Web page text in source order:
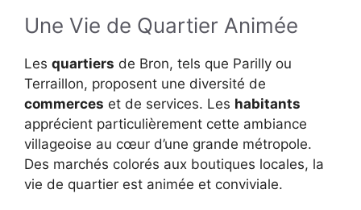
Une Vie de Quartier Animée
Les quartiers de Bron, tels que Parilly ou
Terraillon, proposent une diversité de
commerces et de services. Les habitants
apprécient particulièrement cette ambiance
villageoise au cœur d’une grande métropole.
Des marchés colorés aux boutiques locales, la
vie de quartier est animée et conviviale.